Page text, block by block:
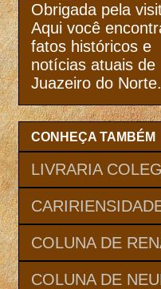
Obrigada pela
Aqui você
fatos históricos e
notícias atuais de
Juazeiro do Norte.
CONHEÇA TAMBÉM
LIVRARIA
COLUNA DE
COLUNA DE